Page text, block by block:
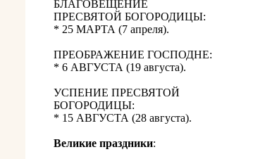
БЛАГОВЕЩЕНИЕ
ПРЕСВЯТОЙ БОГОРОДИЦЫ:
* 25 МАРТА (7 апреля).
ПРЕОБРАЖЕНИЕ ГОСПОДНЕ:
* 6 АВГУСТА (19 августа).
УСПЕНИЕ ПРЕСВЯТОЙ
БОГОРОДИЦЫ:
* 15 АВГУСТА (28 августа).
Великие праздники: